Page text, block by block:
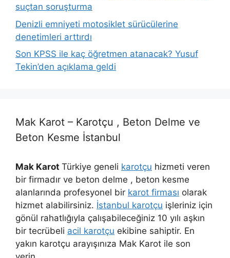
suçtan soruşturma
Denizli emniyeti motosiklet sürücülerine
denetimleri arttırdı
Son KPSS ile kaç öğretmen atanacak? Yusuf
Tekin’den açıklama geldi
Mak Karot – Karotçu , Beton Delme ve
Beton Kesme İstanbul
Mak Karot Türkiye geneli karotçu hizmeti veren
bir firmadır ve beton delme , beton kesme
alanlarında profesyonel bir karot firması olarak
hizmet alabilirsiniz. İstanbul karotçu işleriniz için
gönül rahatlığıyla çalışabileceğiniz 10 yılı aşkın
bir tecrübeli acil karotçu ekibine sahiptir. En
yakın karotçu arayışınıza Mak Karot ile son